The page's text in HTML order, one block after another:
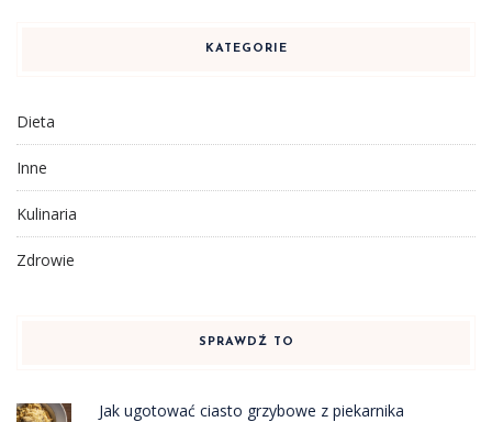
KATEGORIE
Dieta
Inne
Kulinaria
Zdrowie
SPRAWDŹ TO
Jak ugotować ciasto grzybowe z piekarnika